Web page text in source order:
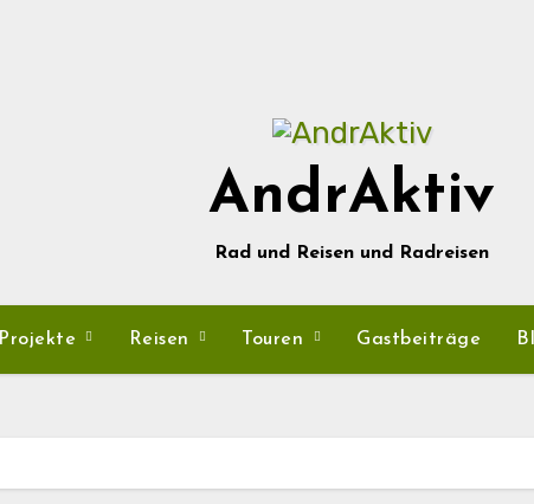
AndrAktiv
Rad und Reisen und Radreisen
Projekte Reisen Touren Gastbeiträge